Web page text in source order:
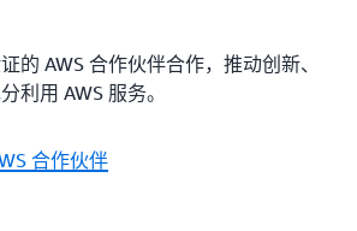
的 AWS 合作伙伴合作，推动创新、
利用 AWS 服务。
合作伙伴